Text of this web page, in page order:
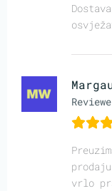
vrlo